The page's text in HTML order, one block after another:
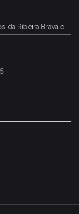
da Ribeira Brava e